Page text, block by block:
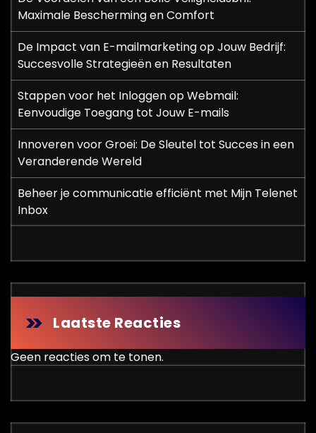
Maximale Bescherming en Comfort
De Impact van E-mailmarketing op Jouw Bedrijf:
Succesvolle Strategieën en Resultaten
Stappen voor het Inloggen op Webmail:
Eenvoudige Toegang tot Jouw E-mails
Innoveren voor Groei: De Sleutel tot Succes in een
Veranderende Wereld
Beheer je communicatie efficiënt met Mijn Telenet
Inbox
Laatste Reacties
Geen reacties om te tonen.